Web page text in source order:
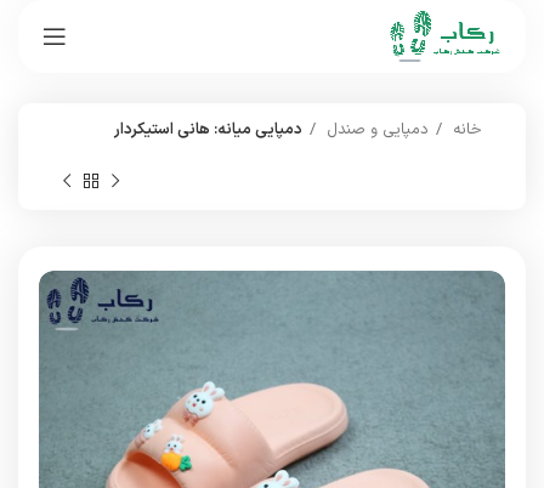
خانه دمپایی و صندل دمپایی میانه: هانی استیکردار